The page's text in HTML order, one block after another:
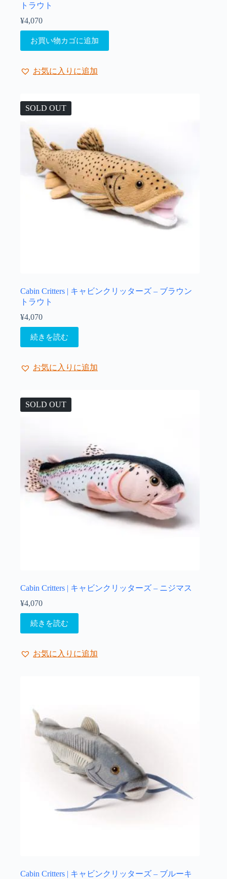
トラウト
¥4,070
お買い物カゴに追加
お気に入りに追加
SOLD OUT
Cabin Critters | キャビンクリッターズ – ブラウン
トラウト
¥4,070
続きを読む
お気に入りに追加
SOLD OUT
Cabin Critters | キャビンクリッターズ – ニジマス
¥4,070
続きを読む
お気に入りに追加
Cabin Critters | キャビンクリッターズ – ブルーキ